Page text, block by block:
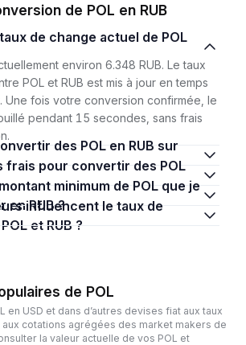
de POL en RUB
environ 6.348 RUB. Le taux
POL et RUB est mis à jour en temps
Une fois votre conversion confirmée, le
pendant 15 secondes, sans frais
en RUB ?
et RUB ?
de POL
en USD et dans d’autres devises fiat aux taux
cotations agrégées des market makers de
la valeur actuelle de vos POL et